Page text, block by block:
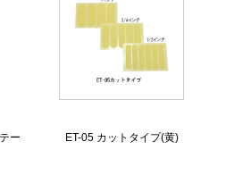
ー
ET-05 カットタイプ(黄)